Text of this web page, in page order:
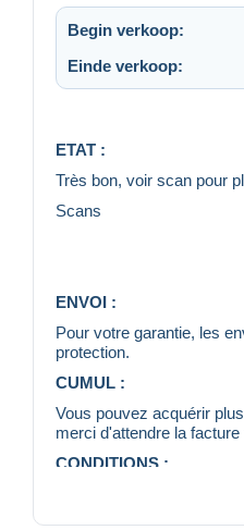
Begin verkoop:
Einde verkoop:
ETAT :
Très bon, voir scan pour
Scans
ENVOI :
Pour votre garantie, les
protection.
CUMUL :
Vous pouvez acquérir
merci d'attendre la
CONDITIONS :
Bien entendu, je suis à